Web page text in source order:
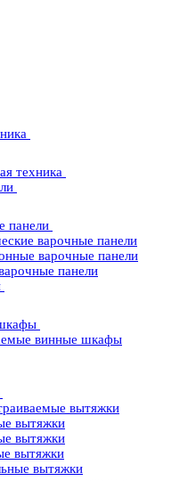
техника
панели
варочные панели
варочные панели
панели
винные шкафы
вытяжки
вытяжки
вытяжки
вытяжки
вытяжки